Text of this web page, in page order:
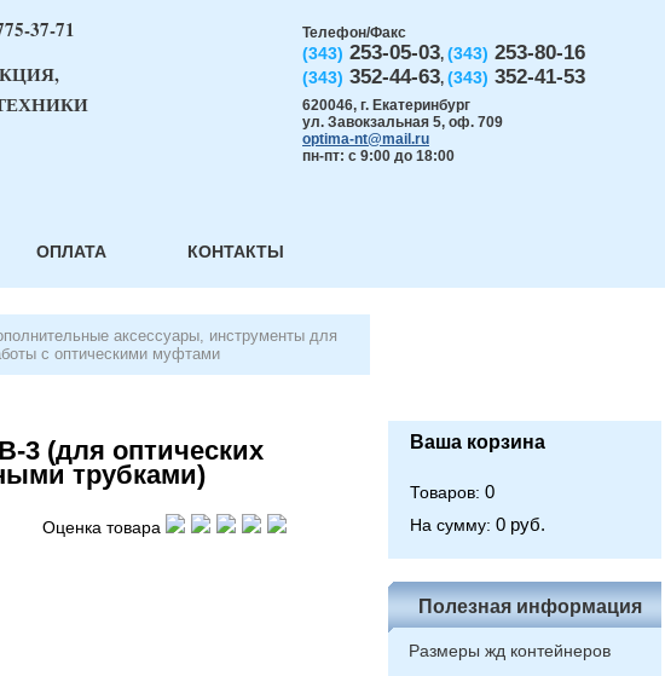
Телефон/Факс
(343) 253-05-03, (343) 253-80-16
(343) 352-44-63, (343) 352-41-53
620046, г. Екатеринбург
ул. Завокзальная 5, оф. 709
optima-nt@mail.ru
пн-пт: с 9:00 до 18:00
37-71
ОПЛАТА КОНТАКТЫ
аксессуары, инструменты для
с оптическими муфтами
3 (для оптических
трубками)
Оценка товара
Ваша корзина
Товаров: 0
На сумму: 0 руб.
Полезная информация
Размеры жд контейнеров